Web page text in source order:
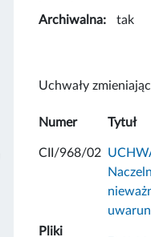
Archiwalna: tak
Uchwały
Numer Tytuł
CII/968/02
Pliki